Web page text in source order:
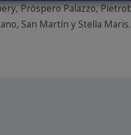
Próspero Palazzo,
San Martín y Stella Maris.